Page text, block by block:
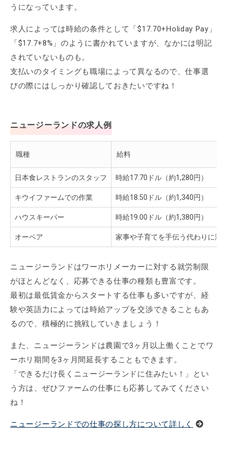
うになっています。
求人によっては時給の条件として「$17.70+Holiday Pay」
「$17.7+8%」のように書かれていますが、なかには明記
されていないものも。
支払いのタイミングも職場によって異なるので、仕事選
びの際にはしっかり確認しておきたいですね！
ニュージーランドの求人例
職種 給料
日本食レストランのスタッフ 時給17.70ドル（約1,280円）
キウイファームでの作業 時給18.50ドル（約1,340円）
ハウスキーパー 時給19.00ドル（約1,380円）
オーペア 家事や子育てを手伝う代わりに滞
ニュージーランドはワーホリメーカーに対する就労制限
がほとんどなく、応募できる仕事の種類も豊富です。
最初は最低賃金からスタートする仕事も多いですが、経
験や英語力によっては時給アップを交渉できることもあ
るので、積極的に挑戦していきましょう！
また、ニュージーランドは農園で3ヶ月以上働くことでワ
ーホリ期間を3ヶ月間延長することもできます。
「できるだけ長くニュージーランドに住みたい！」とい
う方は、ぜひファームの仕事にも応募してみてください
ね！
ニュージーランドでの仕事の探し方について詳しく